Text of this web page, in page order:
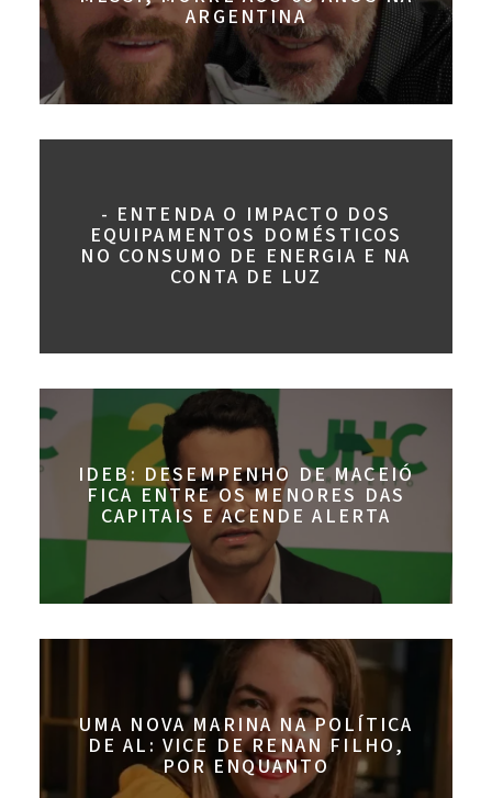
ARGENTINA
- ENTENDA O IMPACTO DOS
EQUIPAMENTOS DOMÉSTICOS
NO CONSUMO DE ENERGIA E NA
CONTA DE LUZ
IDEB: DESEMPENHO DE MACEIÓ
FICA ENTRE OS MENORES DAS
CAPITAIS E ACENDE ALERTA
UMA NOVA MARINA NA POLÍTICA
DE AL: VICE DE RENAN FILHO,
POR ENQUANTO